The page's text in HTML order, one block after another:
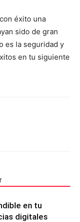
éxito una
sido de gran
es la seguridad y
en tu siguiente
en tu
digitales